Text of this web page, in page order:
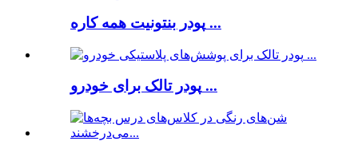
پودر بنتونیت همه کاره ...
پودر تالک برای خودرو ...